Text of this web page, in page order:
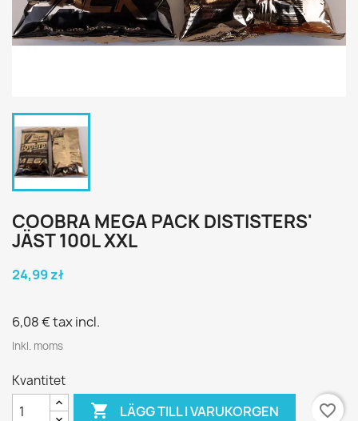
COOBRA MEGA PACK DISTISTERS'
JÄST 100L XXL
24,99 zł
6,08 €tax incl.
Inkl. moms
Kvantitet
 LÄGG TILL I VARUKORGEN favorite_border